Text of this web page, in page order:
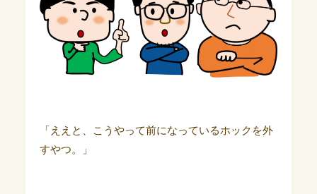
「ええと、こうやって前になっているホックを外
すやつ。」